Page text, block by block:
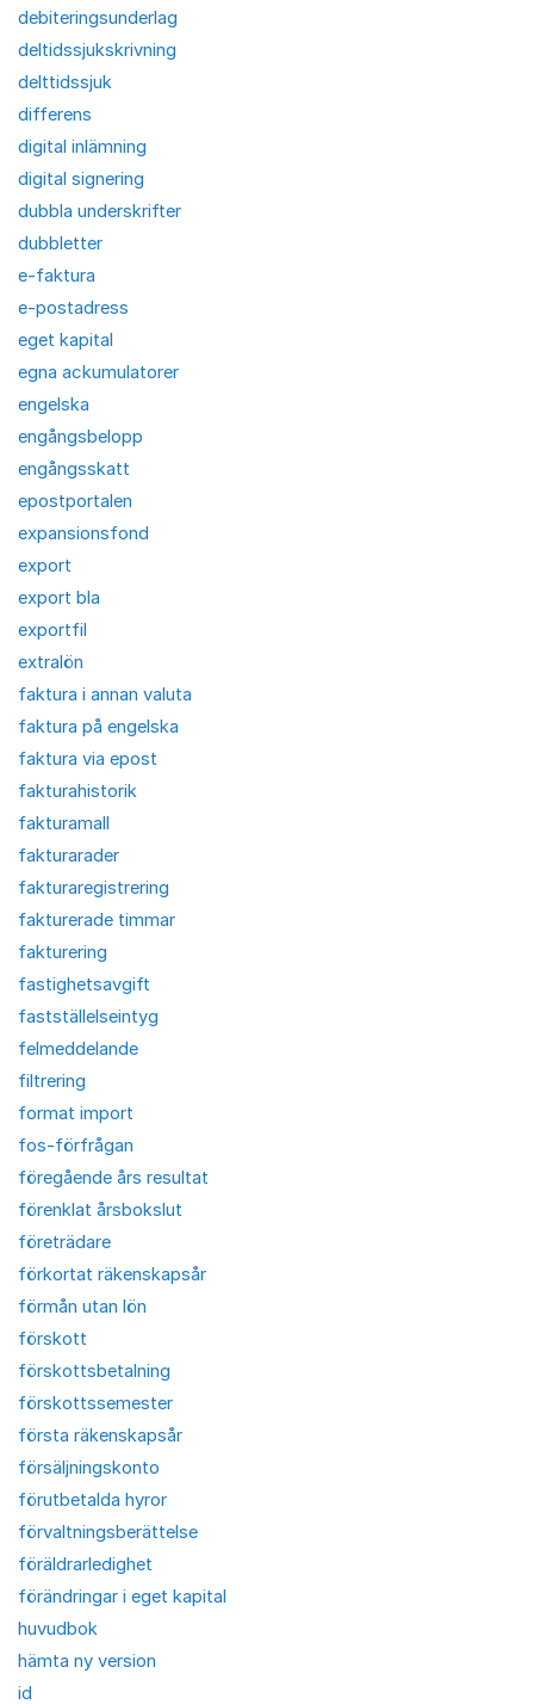
debiteringsunderlag
deltidssjukskrivning
delttidssjuk
differens
digital inlämning
digital signering
dubbla underskrifter
dubbletter
e-faktura
e-postadress
eget kapital
egna ackumulatorer
engelska
engångsbelopp
engångsskatt
epostportalen
expansionsfond
export
export bla
exportfil
extralön
faktura i annan valuta
faktura på engelska
faktura via epost
fakturahistorik
fakturamall
fakturarader
fakturaregistrering
fakturerade timmar
fakturering
fastighetsavgift
fastställelseintyg
felmeddelande
filtrering
format import
fos-förfrågan
föregående års resultat
förenklat årsbokslut
företrädare
förkortat räkenskapsår
förmån utan lön
förskott
förskottsbetalning
förskottssemester
första räkenskapsår
försäljningskonto
förutbetalda hyror
förvaltningsberättelse
föräldrarledighet
förändringar i eget kapital
huvudbok
hämta ny version
id